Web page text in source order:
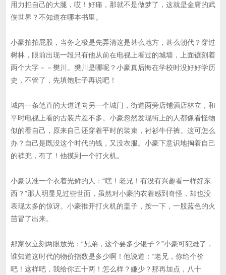
用力掐自己的大腿，哎！好痛，那就不是做梦了，这就是金庸的武
侠世界？不知道在哪本书里。
小豪拍拍屁股，当务之极是先弄清这是甚么地方，甚么朝代？穿过
树林，眼前出现一段只有他从前在电视上看过的城墙，上面镶刻着
两个大字－－樊川。樊川是哪呢？小豪真后悔在学校时没好好学历
史，不管了，先填饱肚子再说吧！
城内一条笔直的大道通向另一个城门，街道两旁店铺酒店林立，和
平时电视上看的古装片差不多。小豪忽然发现街上的人都像看怪物
似的看自己，原来自己还穿着平时的装束，衬衫牛仔裤。这可怎么
办？自己是既没这个时代的钱，又没衣服。小豪下意识地掏着自己
的裤兜，有了！他摸到一个打火机。
小豪认准一个衣着光鲜的人：“嘿！老兄！有没有兴趣看一样好东
西？”那人明显见过些世面，虽然对小豪的衣着感到奇怪，却也没
表现太多的惊讶。小豪推开打火机的盖子，按一下，一股蓝色的火
苗冒了出来。
那家伙立刻两眼放光：“兄弟，这个要多少银子？”小豪可犯难了，
谁知道这时代的物价指数是多少啊！他说道：“老兄，你给个价
吧！这样吧，我给你五十两！怎么样？嫌少？那再加点，八十